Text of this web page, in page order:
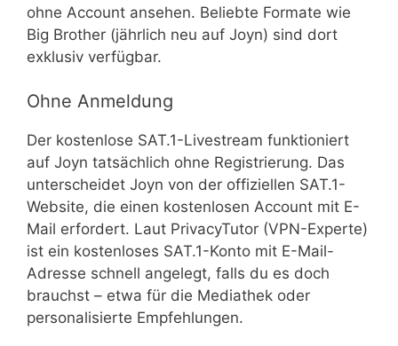
ohne Account ansehen. Beliebte Formate wie
Big Brother (jährlich neu auf Joyn) sind dort
exklusiv verfügbar.
Ohne Anmeldung
Der kostenlose SAT.1-Livestream funktioniert
auf Joyn tatsächlich ohne Registrierung. Das
unterscheidet Joyn von der offiziellen SAT.1-
Website, die einen kostenlosen Account mit E-
Mail erfordert. Laut PrivacyTutor (VPN-Experte)
ist ein kostenloses SAT.1-Konto mit E-Mail-
Adresse schnell angelegt, falls du es doch
brauchst – etwa für die Mediathek oder
personalisierte Empfehlungen.